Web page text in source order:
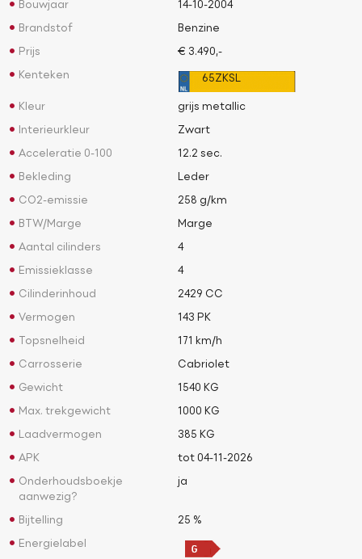
Bouwjaar 14-10-2004
Brandstof Benzine
Prijs € 3.490,-
Kenteken 65ZKSL
Kleur grijs metallic
Interieurkleur Zwart
Acceleratie 0-100 12.2 sec.
Bekleding Leder
CO2-emissie 258 g/km
BTW/Marge Marge
Aantal cilinders 4
Emissieklasse 4
Cilinderinhoud 2429 CC
Vermogen 143 PK
Topsnelheid 171 km/h
Carrosserie Cabriolet
Gewicht 1540 KG
Max. trekgewicht 1000 KG
Laadvermogen 385 KG
APK tot 04-11-2026
Onderhoudsboekje
aanwezig?
ja
Bijtelling 25 %
Energielabel